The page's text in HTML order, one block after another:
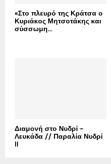
«Στο πλευρό της Κράτσα ο
Κυριάκος Μητσοτάκης και
σύσσωμη...
Διαμονή στο Νυδρί –
Λευκάδα // Παραλία Νυδρί
II